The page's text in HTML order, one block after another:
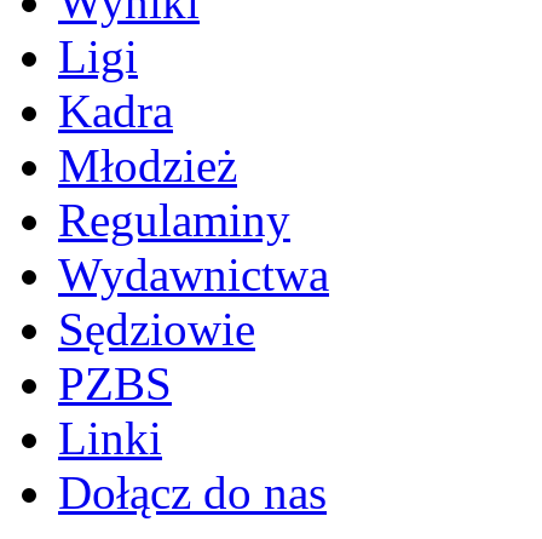
Ligi
Kadra
Młodzież
Regulaminy
Wydawnictwa
Sędziowie
PZBS
Linki
Dołącz do nas